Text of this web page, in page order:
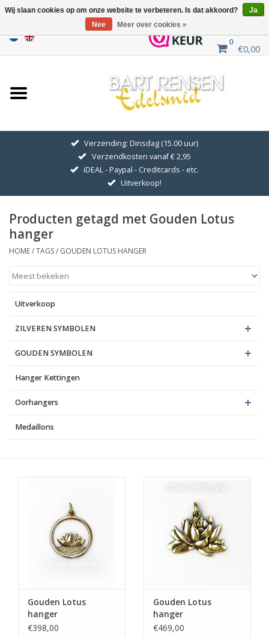
0
€0,00
Home
Uitverkoop
GOUDEN SYMBOLEN
Hanger Kettingen
Oorhangers
Verzending: Dinsdag (15.00 uur)
Verzendkosten vanaf € 2,95
iDEAL - Paypal - Creditcards - etc.
Uitverkoop!
Producten getagd met Gouden Lotus
hanger
HOME/TAGS/ GOUDEN LOTUS HANGER
Uitverkoop
ZILVEREN SYMBOLEN
GOUDEN SYMBOLEN
Hanger Kettingen
Oorhangers
Medaillons
Gouden Lotus
hanger
€398,00
Gouden Lotus
hanger
€469,00
Wij slaan cookies op om onze website te verbeteren. Is dat akkoord?
Ja
Nee
Meer over cookies »